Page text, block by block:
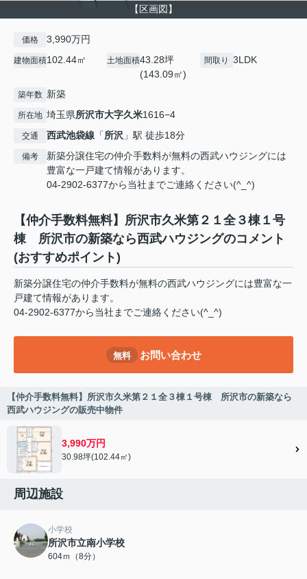
【区画図】
価格 3,990万円
建物面積102.44㎡ 土地面積43.28坪
(143.09㎡)
間取り 3LDK
築年数 新築
所在地 埼玉県所沢市大字久米1616−4
交通 西武池袋線 「所沢 」駅 徒歩18分
備考
新築分譲住宅の仲介手数料が無料の西武ハウジングには
豊富な一戸建て情報があります。
04-2902-6377から当社までご連絡ください(^_^)
【仲介手数料無料】所沢市久米第２１全３棟１号
棟 所沢市の新築なら西武ハウジングのコメント
(おすすめポイント)
新築分譲住宅の仲介手数料が無料の西武ハウジングには豊富な一
戸建て情報があります。
04-2902-6377から当社までご連絡ください(^_^)
無料 お問い合わせ
【仲介手数料無料】所沢市久米第２１全３棟１号棟 所沢市の新築なら
西武ハウジングの販売中物件
3,990万円
30.98坪(102.44㎡)
周辺施設
小学校
所沢市立南小学校
604ｍ（8分）